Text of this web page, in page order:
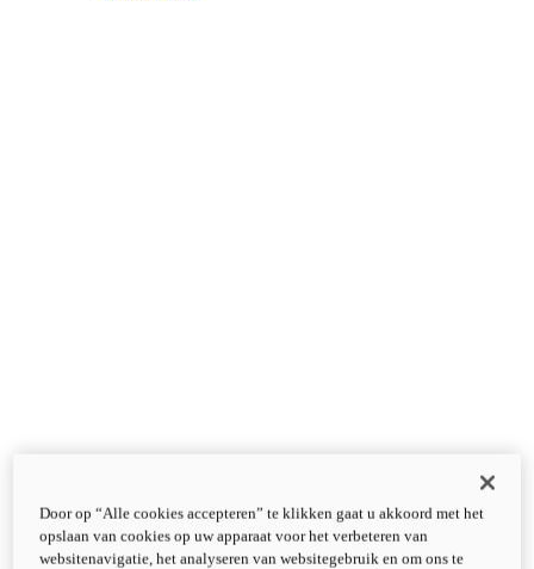
Door op “Alle cookies accepteren” te klikken gaat u akkoord met het
opslaan van cookies op uw apparaat voor het verbeteren van
websitenavigatie, het analyseren van websitegebruik en om ons te